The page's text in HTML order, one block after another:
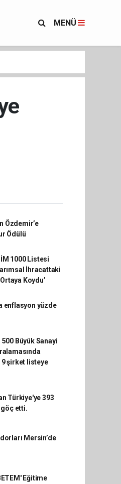
MENÜ
Özdemir’e
Ödülü
1000 Listesi
İhracattaki
Koydu’
enflasyon yüzde
Büyük Sanayi
9 şirket listeye
Türkiye'ye 393
göç etti.
Mersin’de
Eğitime